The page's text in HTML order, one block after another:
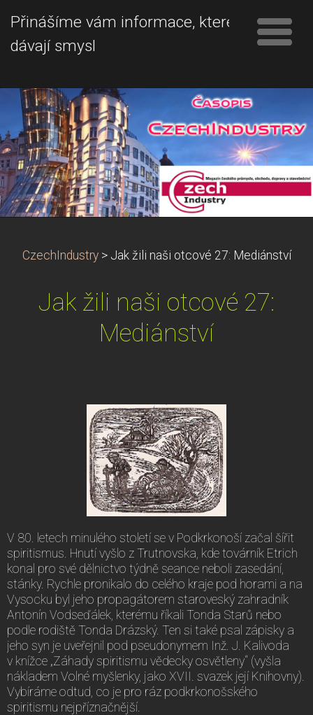
Přinášíme vám informace, které
dávají smysl
CzechIndustry > Jak žili naši otcové 27: Mediánství
Jak žili naši otcové 27:
Mediánství
V 80. letech minulého století se v Podkrkonoší začal šířit
spiritismus. Hnutí vyšlo z Trutnovska, kde továrník Etrich
konal pro své dělnictvo týdně seance neboli zasedání,
stánky. Rychle pronikalo do celého kraje pod horami a na
Vysocku byl jeho propagátorem staroveský zahradník
Antonín Vodseďálek, kterému říkali Tonda Starů nebo
podle rodiště Tonda Drázský. Ten si také psal zápisky a
jeho syn je uveřejnil pod pseudonymem Inž. J. Kalivoda
v knížce „Záhady spiritismu vědecky osvětleny“ (vyšla
nákladem Volné myšlenky, jako XVII. svazek její Knihovny).
Vybíráme odtud, co je pro ráz podkrkonošského
spiritismu nejpříznačnější.